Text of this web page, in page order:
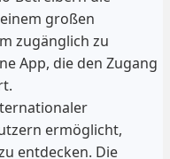
großen
zugänglich zu
App, die den Zugang
ermöglicht,
entdecken. Die